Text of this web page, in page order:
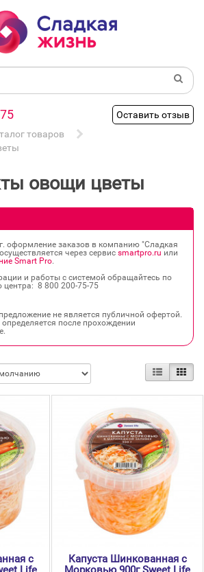
Оставить отзыв
товаров
овощи цветы
оформление заказов в компанию "Сладкая
через сервис smartpro.ru или
Smart Pro.
и работы с системой обращайтесь по
центра: 8 800 200‐75‐75
не является публичной офертой.
после прохождении
с
Капуста Шинкованная с